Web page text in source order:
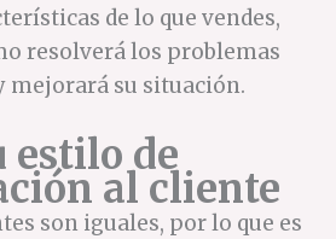
de lo que vendes,
resolverá los problemas
mejorará su situación.
estilo de
al cliente
son iguales, por lo que es